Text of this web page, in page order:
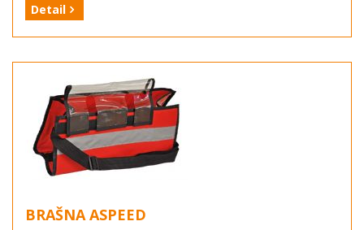
Výrobce: 3A HEALTH CARE, Itálie
Detail
BRAŠNA ASPEED